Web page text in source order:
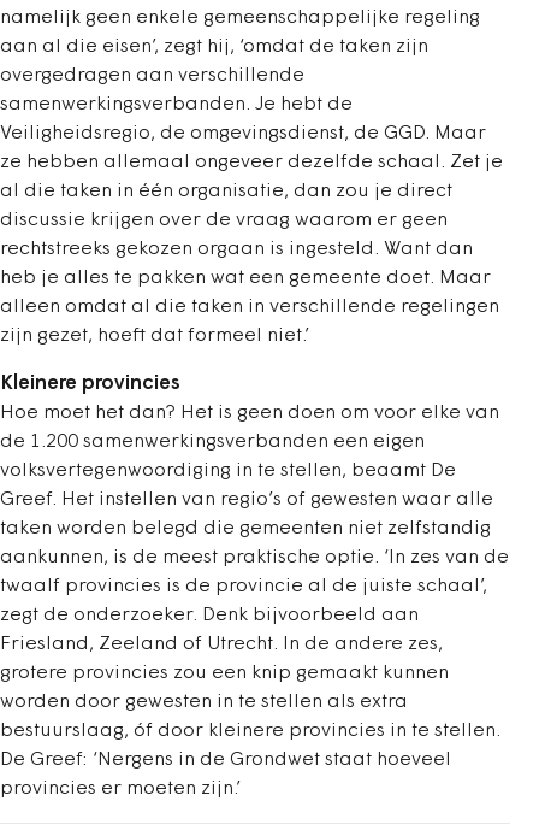
namelijk geen enkele gemeenschappelijke regeling
aan al die eisen’, zegt hij, ‘omdat de taken zijn
overgedragen aan verschillende
samenwerkingsverbanden. Je hebt de
Veiligheidsregio, de omgevingsdienst, de GGD. Maar
ze hebben allemaal ongeveer dezelfde schaal. Zet je
al die taken in één organisatie, dan zou je direct
discussie krijgen over de vraag waarom er geen
rechtstreeks gekozen orgaan is ingesteld. Want dan
heb je alles te pakken wat een gemeente doet. Maar
alleen omdat al die taken in verschillende regelingen
zijn gezet, hoeft dat formeel niet.’
Kleinere provincies
Hoe moet het dan? Het is geen doen om voor elke van
de 1.200 samenwerkingsverbanden een eigen
volksvertegenwoordiging in te stellen, beaamt De
Greef. Het instellen van regio’s of gewesten waar alle
taken worden belegd die gemeenten niet zelfstandig
aankunnen, is de meest praktische optie. ‘In zes van de
twaalf provincies is de provincie al de juiste schaal’,
zegt de onderzoeker. Denk bijvoorbeeld aan
Friesland, Zeeland of Utrecht. In de andere zes,
grotere provincies zou een knip gemaakt kunnen
worden door gewesten in te stellen als extra
bestuurslaag, óf door kleinere provincies in te stellen.
De Greef: ‘Nergens in de Grondwet staat hoeveel
provincies er moeten zijn.’